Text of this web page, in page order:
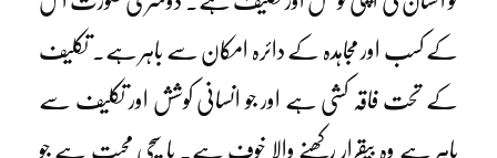
کے کسب اور مجاہدہ کے دائرہ امکان سے باہر ہے۔ تکلیف
کے تحت فاقہ کشی ہے اور جو انسانی کوشش اور تکلیف سے
باہر ہے وہ بیقرار رکھنے والا خوف ہے۔ یا سچی محبت ہے جو